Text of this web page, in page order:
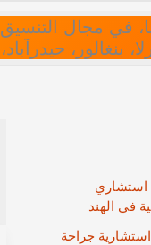
١٦ سنة تقريبا، في
بنغالور،
استشاري
في الهند
جراحة